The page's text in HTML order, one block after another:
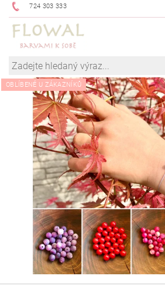
724 303 333
OBLÍBENÉ U ZÁKAZNÍKŮ